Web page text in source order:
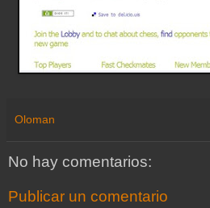
Oloman
No hay comentarios:
Publicar un comentario